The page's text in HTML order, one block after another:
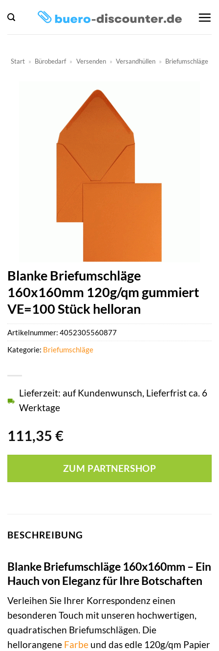
Inhalt
springen
Start » Bürobedarf » Versenden » Versandhüllen » Briefumschläge
Blanke Briefumschläge
160x160mm 120g/qm gummiert
VE=100 Stück helloran
111,35 €
Lieferzeit: auf Kundenwunsch, Lieferfrist ca. 6
Werktage
ZUM PARTNERSHOP
Artikelnummer: 4052305560877
Kategorie: Briefumschläge
BESCHREIBUNG
Blanke Briefumschläge 160x160mm – Ein
Hauch von Eleganz für Ihre Botschaften
Verleihen Sie Ihrer Korrespondenz einen
besonderen Touch mit unseren hochwertigen,
quadratischen Briefumschlägen. Die
hellorangene Farbe und das edle 120g/qm Papier